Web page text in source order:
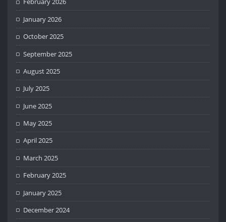
January 2026
October 2025
September 2025
August 2025
July 2025
June 2025
May 2025
April 2025
March 2025
February 2025
January 2025
December 2024